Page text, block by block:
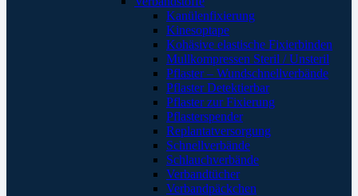
Kanülenfixierung
Kinesoptape
Kohäsive elastische Fixierbinden
Mullkompressen Steril / Unsteril
Pflaster – Wundschnellverbände
Pflaster Detektierbar
Pflaster zur Fixierung
Pflasterspender
Replantatversorgung
Schnellverbände
Schlauchverbände
Verbandtücher
Verbandpäckchen